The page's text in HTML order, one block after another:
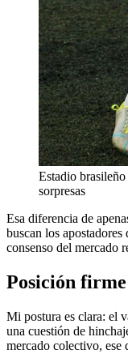
Estadio
sorpresas
Esa diferencia de
buscan los
consenso del mercado
Posición
Mi postura es clara: el
una cuestión de
mercado colectivo, ese